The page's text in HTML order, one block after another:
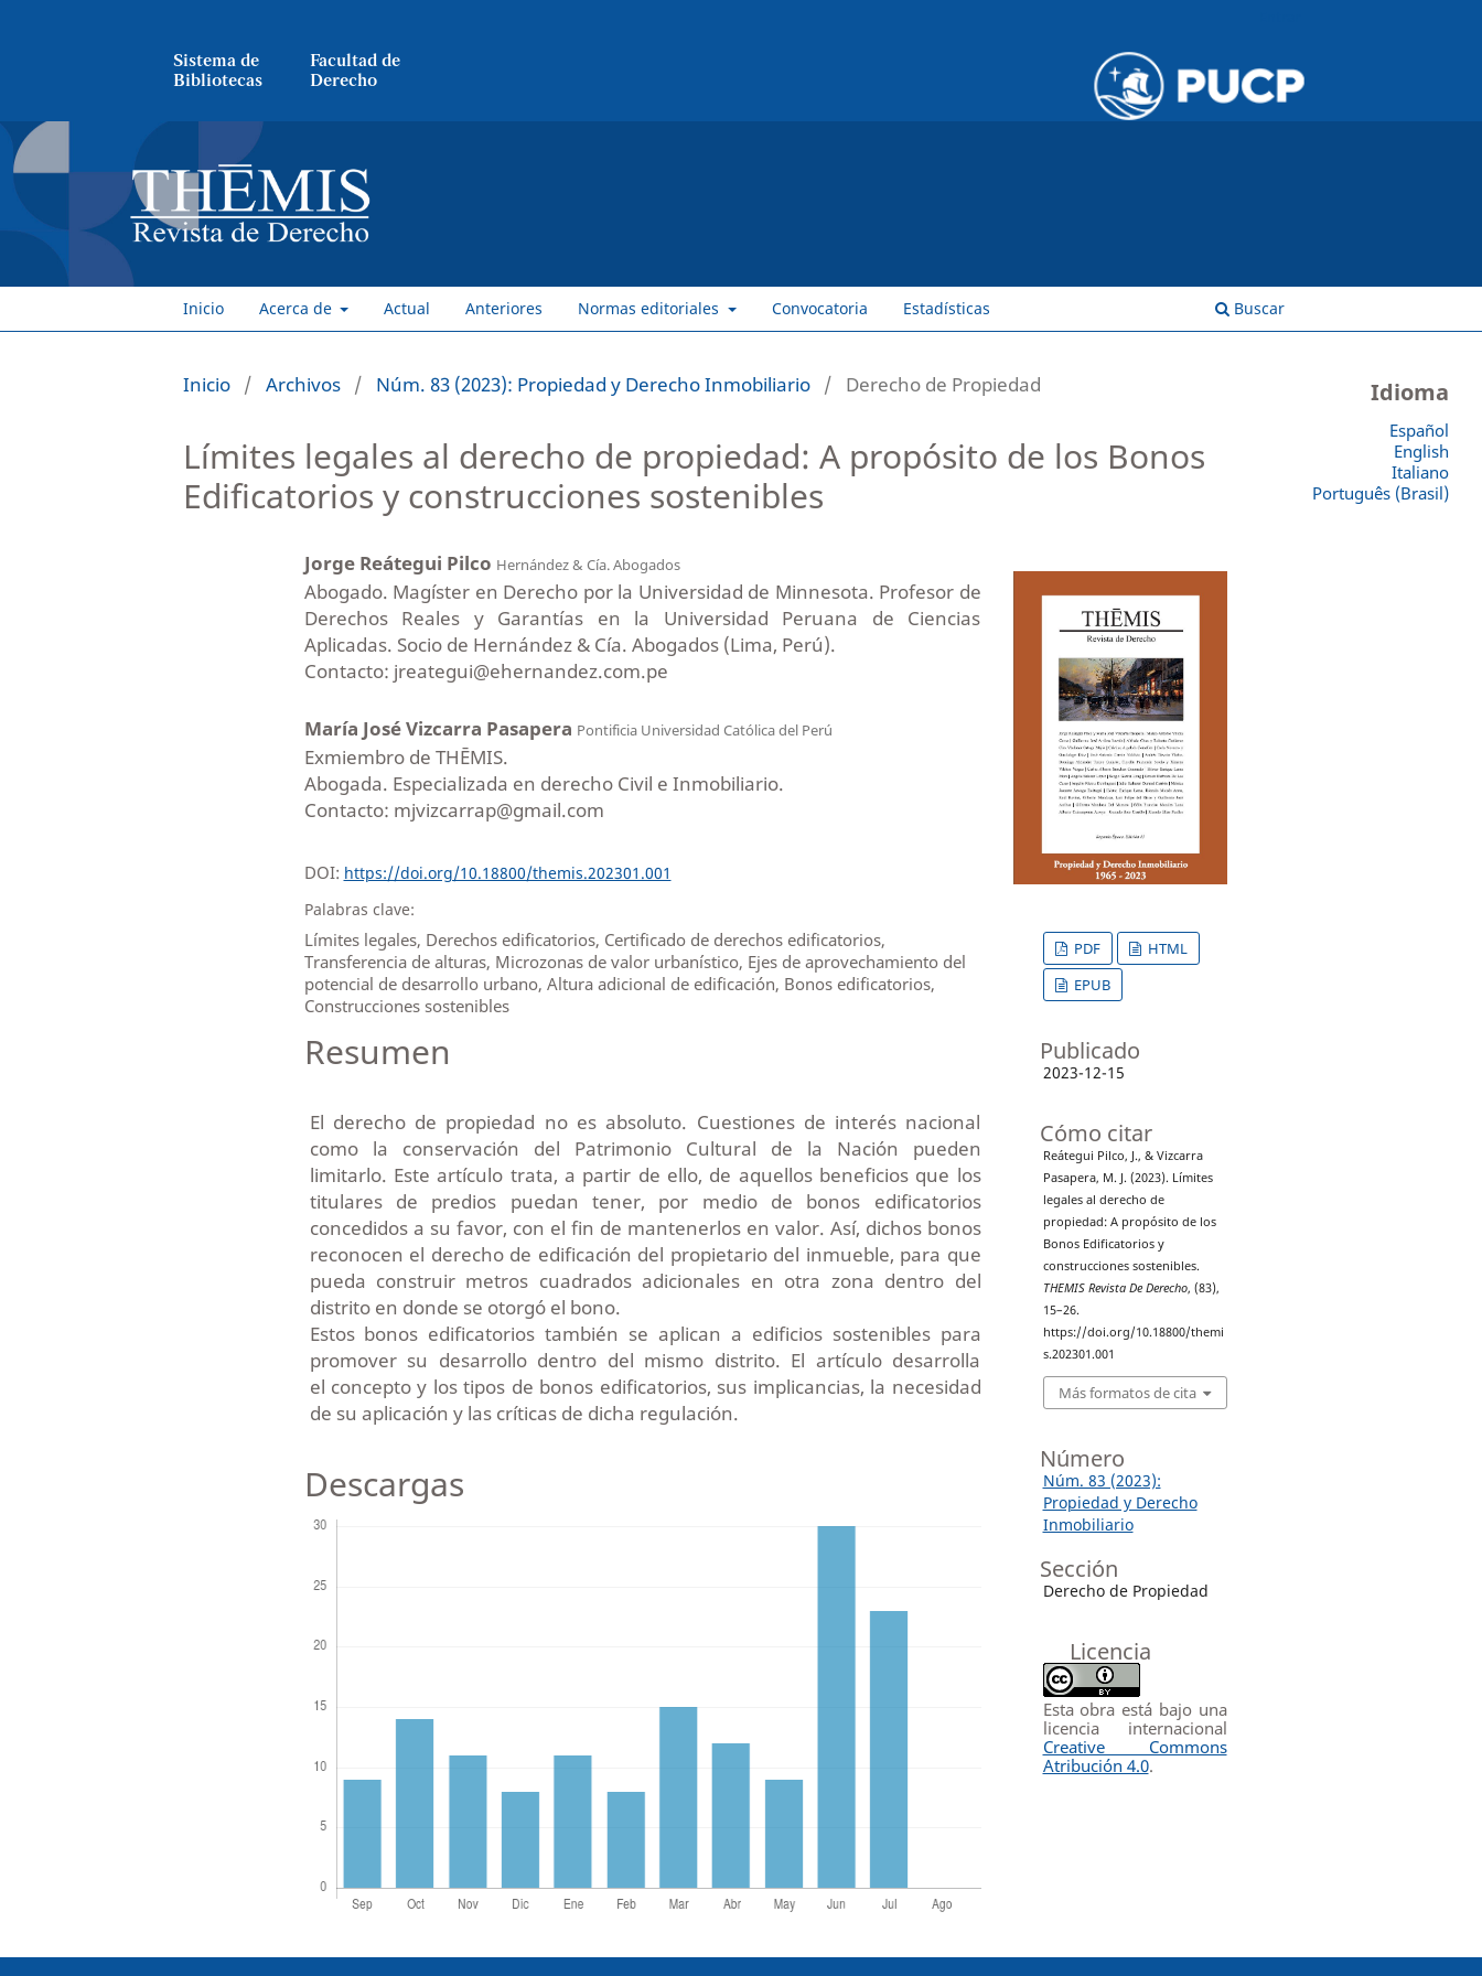
Sistema de
Bibliotecas
Facultad de
Derecho
Inicio Acerca de Actual Anteriores Normas editoriales Convocatoria Estadísticas Buscar
Inicio / Archivos / Núm. 83 (2023): Propiedad y Derecho Inmobiliario / Derecho de Propiedad
Límites legales al derecho de propiedad: A propósito de los Bonos
Edificatorios y construcciones sostenibles
Jorge Reátegui Pilco Hernández & Cía. Abogados
Abogado. Magíster en Derecho por la Universidad de Minnesota. Profesor de
Derechos Reales y Garantías en la Universidad Peruana de Ciencias
Aplicadas. Socio de Hernández & Cía. Abogados (Lima, Perú).
Contacto: jreategui@ehernandez.com.pe
María José Vizcarra Pasapera Pontificia Universidad Católica del Perú
Exmiembro de THĒMIS.
Abogada. Especializada en derecho Civil e Inmobiliario.
Contacto: mjvizcarrap@gmail.com
DOI: https://doi.org/10.18800/themis.202301.001
Palabras clave:
Límites legales, Derechos edificatorios, Certificado de derechos edificatorios,
Transferencia de alturas, Microzonas de valor urbanístico, Ejes de aprovechamiento del
potencial de desarrollo urbano, Altura adicional de edificación, Bonos edificatorios,
Construcciones sostenibles
Resumen
El derecho de propiedad no es absoluto. Cuestiones de interés nacional
como la conservación del Patrimonio Cultural de la Nación pueden
limitarlo. Este artículo trata, a partir de ello, de aquellos beneficios que los
titulares de predios puedan tener, por medio de bonos edificatorios
concedidos a su favor, con el fin de mantenerlos en valor. Así, dichos bonos
reconocen el derecho de edificación del propietario del inmueble, para que
pueda construir metros cuadrados adicionales en otra zona dentro del
distrito en donde se otorgó el bono.
Estos bonos edificatorios también se aplican a edificios sostenibles para
promover su desarrollo dentro del mismo distrito. El artículo desarrolla
el concepto y los tipos de bonos edificatorios, sus implicancias, la necesidad
de su aplicación y las críticas de dicha regulación.
Descargas
PDF
HTML
EPUB
Publicado
2023-12-15
Cómo citar
Reátegui Pilco, J., & Vizcarra
Pasapera, M. J. (2023). Límites
legales al derecho de
propiedad: A propósito de los
Bonos Edificatorios y
construcciones sostenibles.
THEMIS Revista De Derecho, (83),
15–26.
https://doi.org/10.18800/themi
s.202301.001
Más formatos de cita
Número
Núm. 83 (2023):
Propiedad y Derecho
Inmobiliario
Sección
Derecho de Propiedad
Licencia
Esta obra está bajo una
licencia internacional
Creative Commons
Atribución 4.0.
Idioma
Español
English
Italiano
Português (Brasil)